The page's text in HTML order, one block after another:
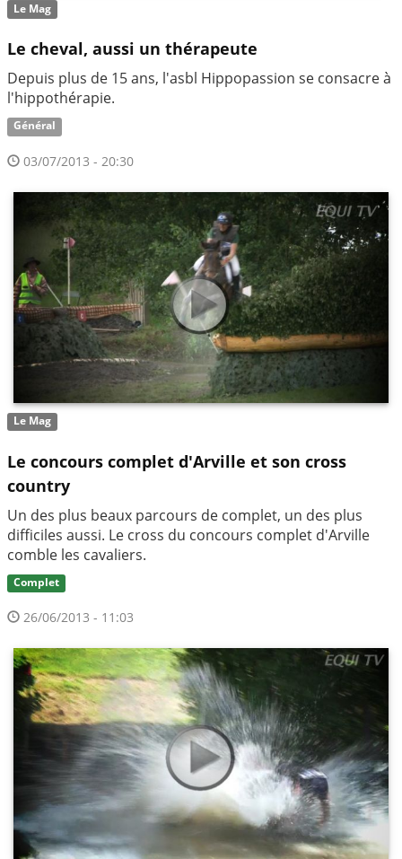
Le Mag
Le cheval, aussi un thérapeute
Depuis plus de 15 ans, l'asbl Hippopassion se consacre à
l'hippothérapie.
Général
03/07/2013 - 20:30
Le Mag
Le concours complet d'Arville et son cross
country
Un des plus beaux parcours de complet, un des plus
difficiles aussi. Le cross du concours complet d'Arville
comble les cavaliers.
Complet
26/06/2013 - 11:03